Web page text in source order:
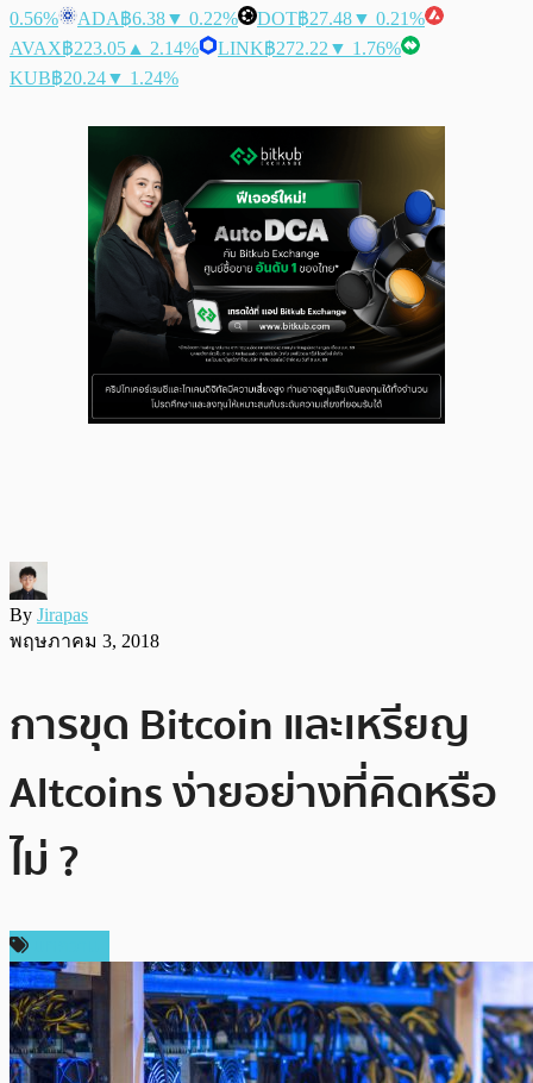
0.56%
ADA฿6.38▼ 0.22% DOT฿27.48▼ 0.21%
AVAX฿223.05 ▲ 2.14% LINK฿272.22 ▼ 1.76%
KUB฿20.24▼ 1.24%
By Jirapas
พฤษภาคม 3, 2018
การขุด Bitcoin และเหรียญ
Altcoins ง่ายอย่างที่คิดหรือ
ไม่ ?